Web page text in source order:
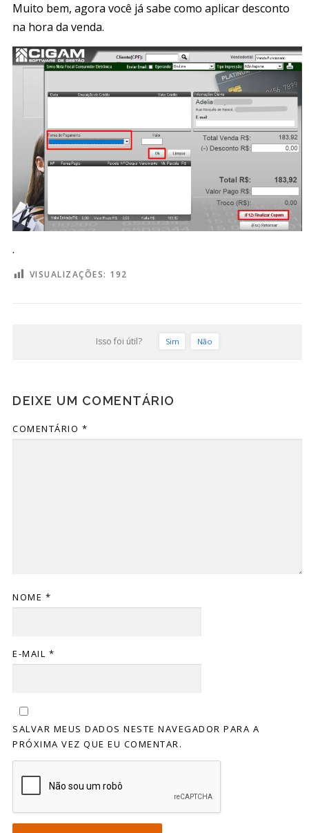
Muito bem, agora você já sabe como aplicar desconto
na hora da venda.
.
VISUALIZAÇÕES: 192
Isso foi útil? Sim Não
DEIXE UM COMENTÁRIO
COMENTÁRIO *
NOME *
E-MAIL *
SALVAR MEUS DADOS NESTE NAVEGADOR PARA A
PRÓXIMA VEZ QUE EU COMENTAR.